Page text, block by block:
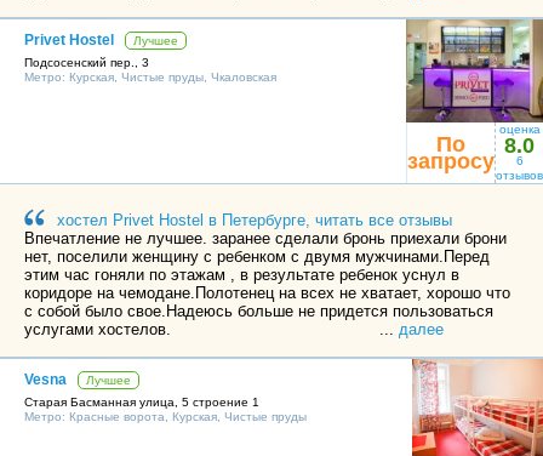
Privet Hostel
Лучшее
Подсосенский пер., 3
Метро: Курская Чистые пруды Чкаловская
По
запросу
оценка
8.0
6
отзывов
хостел Privet Hostel в Петербурге, читать все отзывы
Впечатление не лучшее. заранее сделали бронь приехали брони
нет, поселили женщину с ребенком с двумя мужчинами.Перед
этим час гоняли по этажам , в результате ребенок уснул в
коридоре на чемодане.Полотенец на всех не хватает, хорошо что
с собой было свое.Надеюсь больше не придется пользоваться
услугами хостелов. ... далее
Vesna
Лучшее
Старая Басманная улица, 5 строение 1
Метро: Красные ворота Курская Чистые пруды